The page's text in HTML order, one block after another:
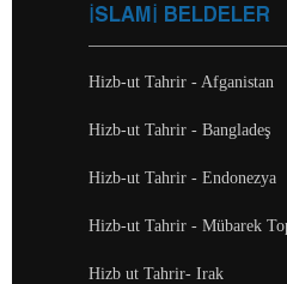
İSLAMİ BELDELER
Hizb-ut Tahrir - Afganistan
Hizb-ut Tahrir - Bangladeş
Hizb-ut Tahrir - Endonezya
Hizb-ut Tahrir - Mübarek
Hizb ut Tahrir- Irak